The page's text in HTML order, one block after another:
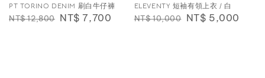
PT TORINO DENIM 刷白牛仔褲
Regular
NT$ 12,800 Sale
NT$ 7,700
ELEVENTY 短袖有領上衣 / 白
Regular
NT$ 10,000 Sale
NT$ 5,000